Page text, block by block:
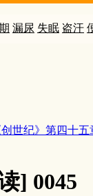
漏尿 失眠 盗汗
创世纪》第四十五
] 0045